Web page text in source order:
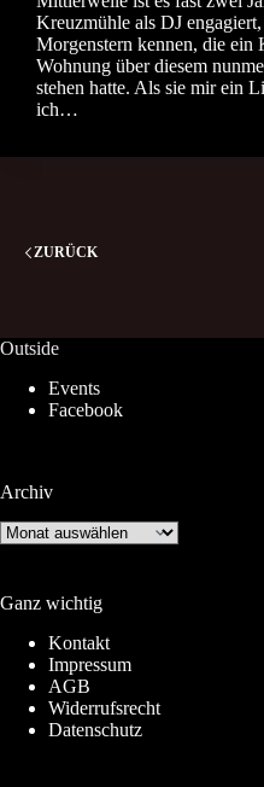
Kreuzmühle als DJ
Morgenstern kennen, die ein
Wohnung über diesem
stehen hatte. Als sie mir ein
ich…
ZURÜCK
Outside
Events
Facebook
Archiv
Archiv
Ganz wichtig
Kontakt
Impressum
AGB
Widerrufsrecht
Datenschutz